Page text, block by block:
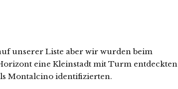
unserer Liste aber wir wurden beim
eine Kleinstadt mit Turm entdeckten
Montalcino identifizierten.